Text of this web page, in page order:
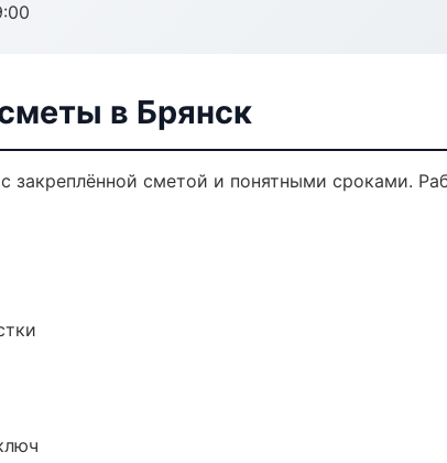
в Брянск
закреплённой сметой и понятными сроками.